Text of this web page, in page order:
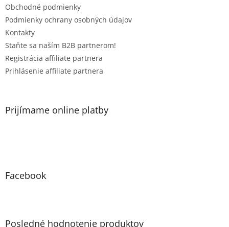
r
y
Obchodné podmienky
Podmienky ochrany osobných údajov
Kontakty
Staňte sa naším B2B partnerom!
Registrácia affiliate partnera
Prihlásenie affiliate partnera
Prijímame online platby
Facebook
Posledné hodnotenie produktov